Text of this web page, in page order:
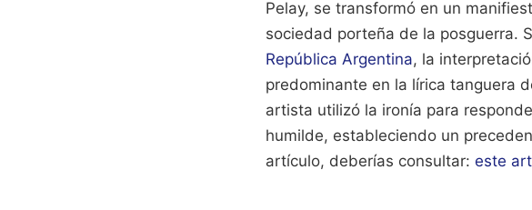
Pelay, se transformó en un
sociedad porteña de la posguerra.
República Argentina, la
predominante en la lírica tanguera
artista utilizó la ironía para
humilde, estableciendo un
artículo, deberías consultar: este